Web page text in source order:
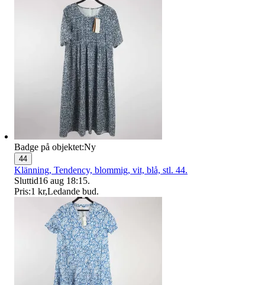
Badge på objektet:Ny
44
Klänning, Tendency, blommig, vit, blå, stl. 44.
Sluttid16 aug 18:15.
Pris:1 kr,Ledande bud.